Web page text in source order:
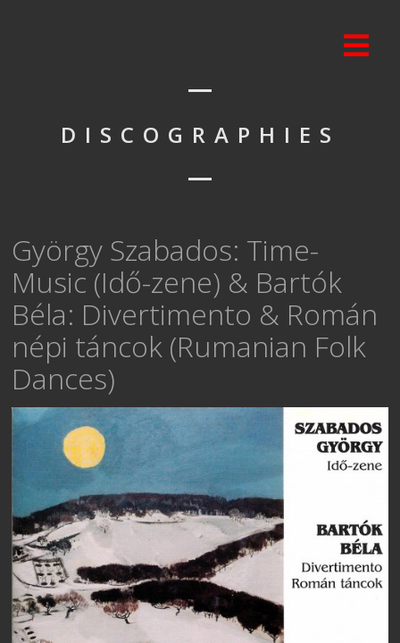
DISCOGRAPHIES
György Szabados: Time-
Music (Idő-zene) & Bartók
Béla: Divertimento & Román
népi táncok (Rumanian Folk
Dances)